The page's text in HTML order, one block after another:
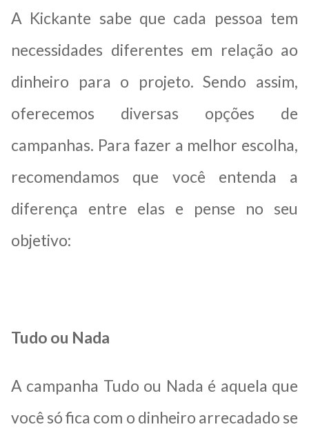
A Kickante sabe que cada pessoa tem
necessidades diferentes em relação ao
dinheiro para o projeto. Sendo assim,
oferecemos diversas opções de
campanhas. Para fazer a melhor escolha,
recomendamos que você entenda a
diferença entre elas e pense no seu
objetivo:
Tudo ou Nada
A campanha Tudo ou Nada é aquela que
você só fica com o dinheiro arrecadado se